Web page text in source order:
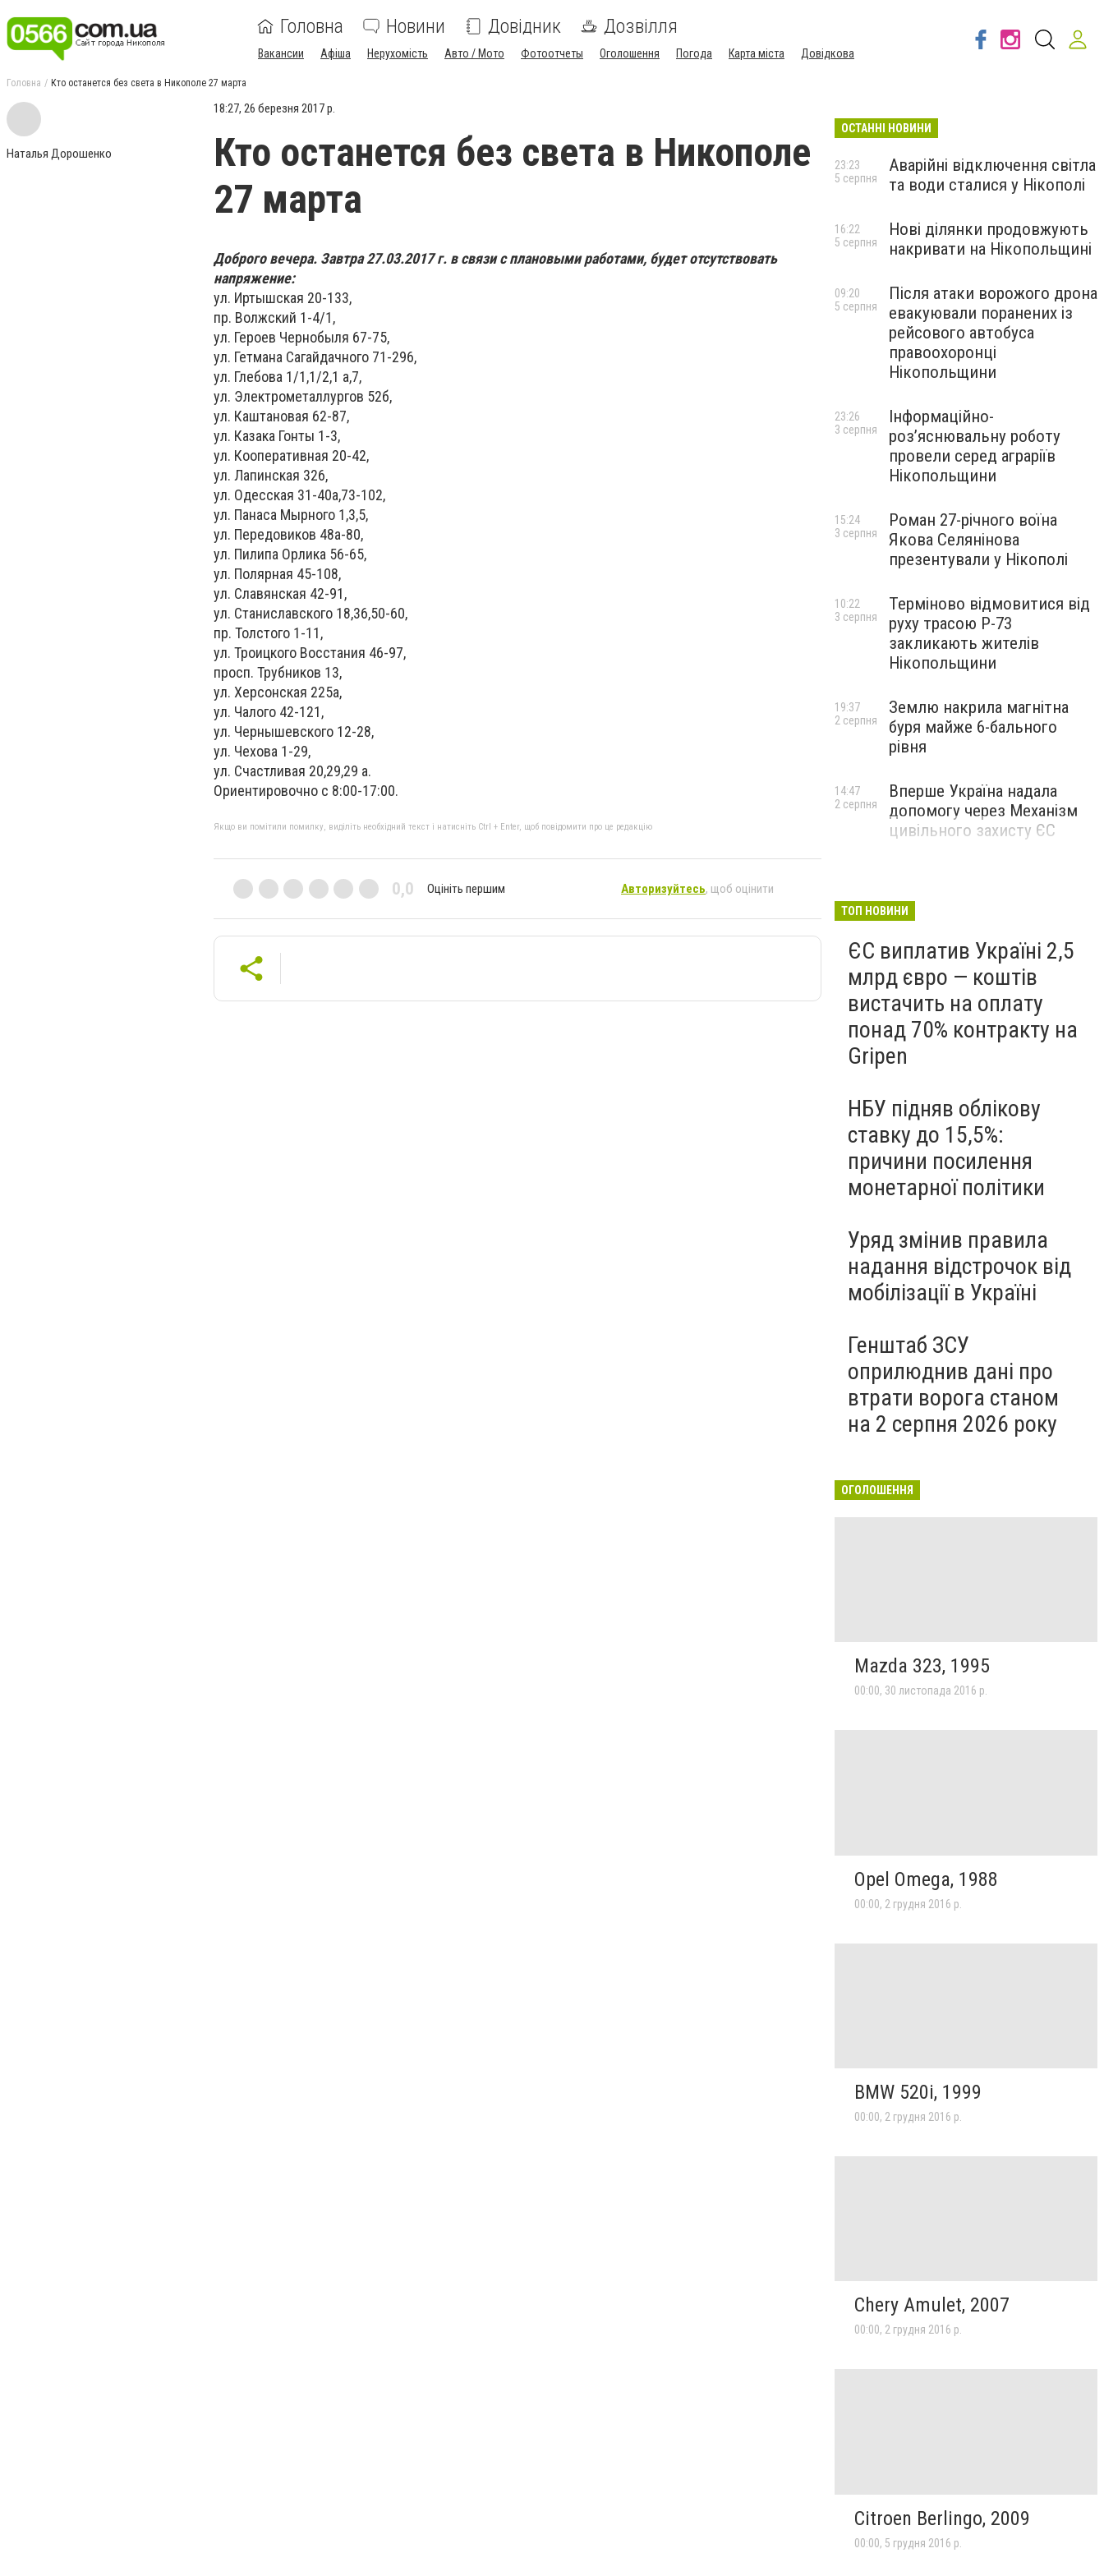
Головна Новини Довідник Дозвілля
Вакансии Афіша Нерухомість Авто / Мото Фотоотчеты Оголошення Погода Карта міста Довідкова
Головна Кто останется без света в Никополе 27 марта
Наталья Дорошенко
18:27, 26 березня 2017 р.
Кто останется без света в Никополе
27 марта
Доброго вечера. Завтра 27.03.2017 г. в связи с плановыми работами, будет отсутствовать
напряжение:
ул. Иртышская 20-133,
пр. Волжский 1-4/1,
ул. Героев Чернобыля 67-75,
ул. Гетмана Сагайдачного 71-296,
ул. Глебова 1/1,1/2,1 а,7,
ул. Электрометаллургов 52б,
ул. Каштановая 62-87,
ул. Казака Гонты 1-3,
ул. Кооперативная 20-42,
ул. Лапинская 326,
ул. Одесская 31-40а,73-102,
ул. Панаса Мырного 1,3,5,
ул. Передовиков 48а-80,
ул. Пилипа Орлика 56-65,
ул. Полярная 45-108,
ул. Славянская 42-91,
ул. Станиславского 18,36,50-60,
пр. Толстого 1-11,
ул. Троицкого Восстания 46-97,
просп. Трубников 13,
ул. Херсонская 225а,
ул. Чалого 42-121,
ул. Чернышевского 12-28,
ул. Чехова 1-29,
ул. Счастливая 20,29,29 а.
Ориентировочно с 8:00-17:00.
Якщо ви помітили помилку, виділіть необхідний текст і натисніть Ctrl + Enter, щоб повідомити про це редакцію
0,0 Оцініть першим Авторизуйтесь, щоб оцінити
ОСТАННІ НОВИНИ
Аварійні відключення світла
та води сталися у Нікополі
23:23
5 серпня
Нові ділянки продовжують
накривати на Нікопольщині
16:22
5 серпня
Після атаки ворожого дрона
евакуювали поранених із
рейсового автобуса
правоохоронці
Нікопольщини
09:20
5 серпня
Інформаційно-
роз’яснювальну роботу
провели серед аграріїв
Нікопольщини
23:26
3 серпня
Роман 27-річного воїна
Якова Селянінова
презентували у Нікополі
15:24
3 серпня
Терміново відмовитися від
руху трасою Р-73
закликають жителів
Нікопольщини
10:22
3 серпня
Землю накрила магнітна
буря майже 6-бального
рівня
19:37
2 серпня
Вперше Україна надала
допомогу через Механізм
цивільного захисту ЄС
14:47
2 серпня
ТОП НОВИНИ
ЄС виплатив Україні 2,5
млрд євро — коштів
вистачить на оплату
понад 70% контракту на
Gripen
НБУ підняв облікову
ставку до 15,5%:
причини посилення
монетарної політики
Уряд змінив правила
надання відстрочок від
мобілізації в Україні
Генштаб ЗСУ
оприлюднив дані про
втрати ворога станом
на 2 серпня 2026 року
ОГОЛОШЕННЯ
Mazda 323, 1995
00:00, 30 листопада 2016 р.
Opel Omega, 1988
00:00, 2 грудня 2016 р.
BMW 520i, 1999
00:00, 2 грудня 2016 р.
Chery Amulet, 2007
00:00, 2 грудня 2016 р.
Citroen Berlingo, 2009
00:00, 5 грудня 2016 р.